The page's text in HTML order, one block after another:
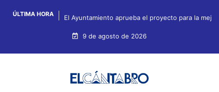
ÚLTIMA HORA El Ayuntamiento aprueba el proyecto para la
9 de agosto de 2026